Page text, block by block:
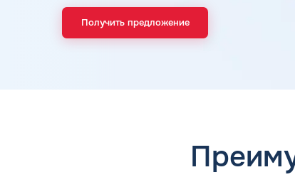
Получить предложение